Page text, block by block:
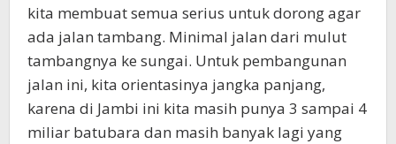
kita membuat semua serius untuk dorong agar
ada jalan tambang. Minimal jalan dari mulut
tambangnya ke sungai. Untuk pembangunan
jalan ini, kita orientasinya jangka panjang,
karena di Jambi ini kita masih punya 3 sampai 4
miliar batubara dan masih banyak lagi yang